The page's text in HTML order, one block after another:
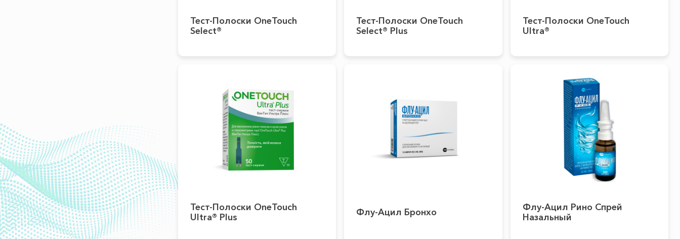
Тест-Полоски OneTouch
Select®
Тест-Полоски OneTouch
Select® Plus
Тест-Полоски OneTouch
Ultra®
Тест-Полоски OneTouch
Ultra® Plus
Флу-Ацил Бронхо
Флу-Ацил Рино Спрей
Назальный